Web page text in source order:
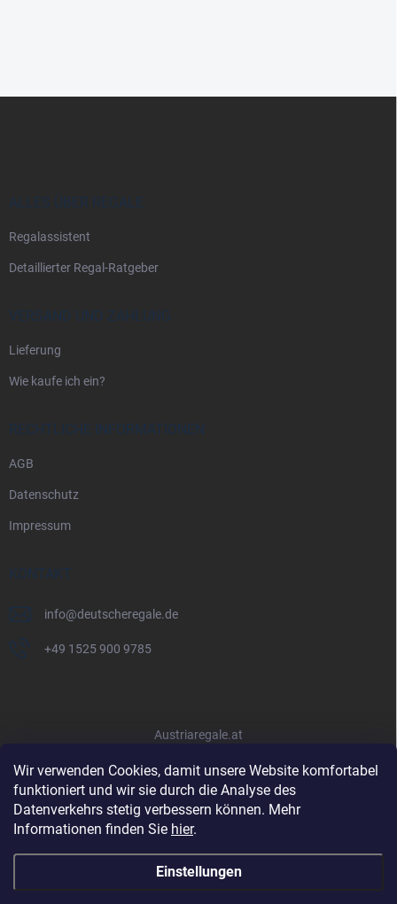
Wir verwenden Cookies, damit unsere Website komfortabel
funktioniert und wir sie durch die Analyse des
Datenverkehrs stetig verbessern können. Mehr
Informationen finden Sie hier.
Einstellungen
ALLES ÜBER REGALE
Regalassistent
Detaillierter Regal-Ratgeber
VERSAND UND ZAHLUNG
Lieferung
Wie kaufe ich ein?
RECHTLICHE INFORMATIONEN
AGB
Datenschutz
Impressum
KONTAKT
info@deutscheregale.de
+49 1525 900 9785
Austriaregale.at